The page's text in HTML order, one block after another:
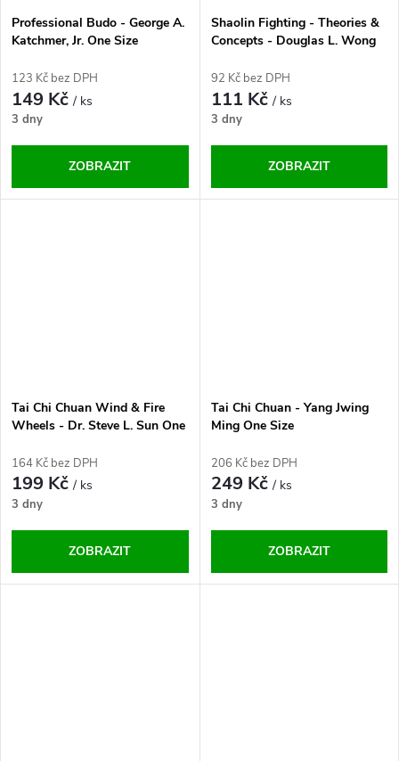
Professional Budo - George A.
Katchmer, Jr. One Size
123 Kč bez DPH
149 Kč/ ks
3 dny
ZOBRAZIT
Shaolin Fighting - Theories &
Concepts - Douglas L. Wong
92 Kč bez DPH
111 Kč/ ks
3 dny
ZOBRAZIT
Tai Chi Chuan Wind & Fire
Wheels - Dr. Steve L. Sun One
164 Kč bez DPH
199 Kč/ ks
3 dny
ZOBRAZIT
Tai Chi Chuan - Yang Jwing
Ming One Size
206 Kč bez DPH
249 Kč/ ks
3 dny
ZOBRAZIT